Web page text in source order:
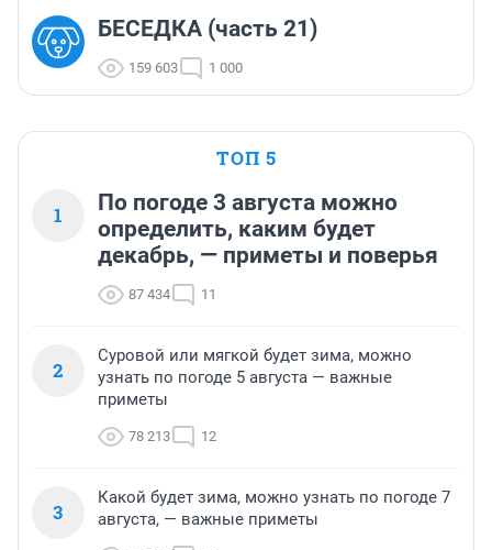
БЕСЕДКА (часть 21)
159 603 1 000
ТОП 5
1
По погоде 3 августа можно
определить, каким будет
декабрь, — приметы и поверья
87 434 11
2
Суровой или мягкой будет зима, можно
узнать по погоде 5 августа — важные
приметы
78 213 12
3
Какой будет зима, можно узнать по погоде 7
августа, — важные приметы